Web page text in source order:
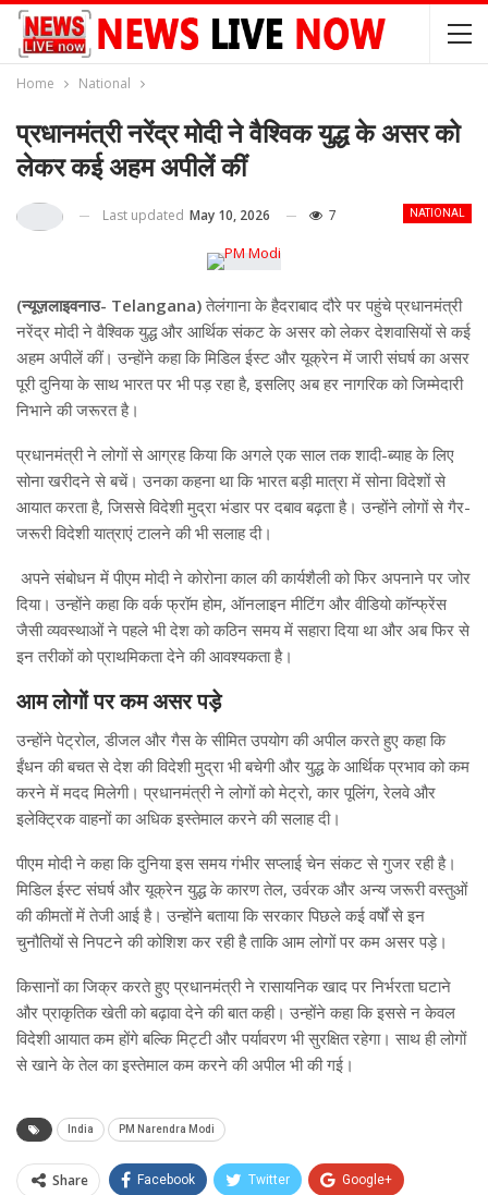
Home National
प्रधानमंत्री नरेंद्र मोदी ने वैश्विक युद्ध के असर को
लेकर कई अहम अपीलें कीं
NATIONAL
Last updated May 10, 2026 7
(न्यूज़लाइवनाउ- Telangana)तेलंगाना के हैदराबाद दौरे पर पहुंचे प्रधानमंत्री
नरेंद्र मोदी ने वैश्विक युद्ध और आर्थिक संकट के असर को लेकर देशवासियों से कई
अहम अपीलें कीं। उन्होंने कहा कि मिडिल ईस्ट और यूक्रेन में जारी संघर्ष का असर
पूरी दुनिया के साथ भारत पर भी पड़ रहा है, इसलिए अब हर नागरिक को जिम्मेदारी
निभाने की जरूरत है।
प्रधानमंत्री ने लोगों से आग्रह किया कि अगले एक साल तक शादी-ब्याह के लिए
सोना खरीदने से बचें। उनका कहना था कि भारत बड़ी मात्रा में सोना विदेशों से
आयात करता है, जिससे विदेशी मुद्रा भंडार पर दबाव बढ़ता है। उन्होंने लोगों से गैर-
जरूरी विदेशी यात्राएं टालने की भी सलाह दी।
अपने संबोधन में पीएम मोदी ने कोरोना काल की कार्यशैली को फिर अपनाने पर जोर
दिया। उन्होंने कहा कि वर्क फ्रॉम होम, ऑनलाइन मीटिंग और वीडियो कॉन्फ्रेंस
जैसी व्यवस्थाओं ने पहले भी देश को कठिन समय में सहारा दिया था और अब फिर से
इन तरीकों को प्राथमिकता देने की आवश्यकता है।
आम लोगों पर कम असर पड़े
उन्होंने पेट्रोल, डीजल और गैस के सीमित उपयोग की अपील करते हुए कहा कि
ईंधन की बचत से देश की विदेशी मुद्रा भी बचेगी और युद्ध के आर्थिक प्रभाव को कम
करने में मदद मिलेगी। प्रधानमंत्री ने लोगों को मेट्रो, कार पूलिंग, रेलवे और
इलेक्ट्रिक वाहनों का अधिक इस्तेमाल करने की सलाह दी।
पीएम मोदी ने कहा कि दुनिया इस समय गंभीर सप्लाई चेन संकट से गुजर रही है।
मिडिल ईस्ट संघर्ष और यूक्रेन युद्ध के कारण तेल, उर्वरक और अन्य जरूरी वस्तुओं
की कीमतों में तेजी आई है। उन्होंने बताया कि सरकार पिछले कई वर्षों से इन
चुनौतियों से निपटने की कोशिश कर रही है ताकि आम लोगों पर कम असर पड़े।
किसानों का जिक्र करते हुए प्रधानमंत्री ने रासायनिक खाद पर निर्भरता घटाने
और प्राकृतिक खेती को बढ़ावा देने की बात कही। उन्होंने कहा कि इससे न केवल
विदेशी आयात कम होंगे बल्कि मिट्टी और पर्यावरण भी सुरक्षित रहेगा। साथ ही लोगों
से खाने के तेल का इस्तेमाल कम करने की अपील भी की गई।
India PM Narendra Modi
Share Facebook Twitter Google+